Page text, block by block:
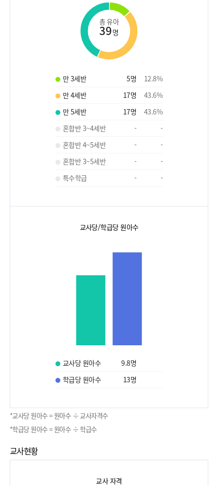
총 유아
39명
만 3세반 5명 12.8%
만 4세반
17명 43.6%
만 5세반
17명 43.6%
혼합반 3~4세반
-
-
혼합반 4~5세반
-
-
혼합반 3~5세반
-
-
특수학급
- -
교사당/학급당 원아수
교사당 원아수 9.8명
학급당 원아수
13명
*교사당 원아수 = 원아수 ÷ 교사자격수
*학급당 원아수 = 원아수 ÷ 학급수
교사현황
교사 자격